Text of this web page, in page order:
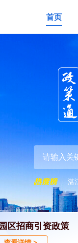
首页
湛
区招商引资政策